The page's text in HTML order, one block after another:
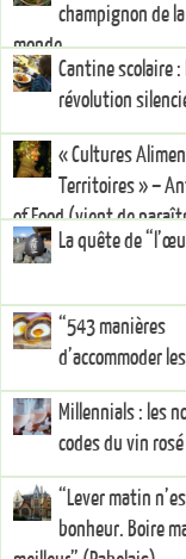
champignon de
monde
Cantine scolaire :
révolution
« Cultures
Territoires » –
of Food (vient de
La quête de
“543 manières
d’accommoder
Millennials : les
codes du vin rosé
“Lever matin
bonheur. Boire